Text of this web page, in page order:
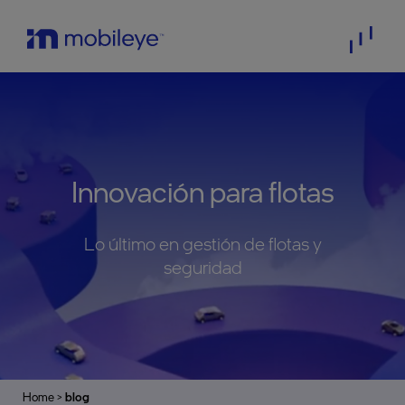
Innovación para flotas
Lo último en gestión de flotas y
seguridad
Home> blog